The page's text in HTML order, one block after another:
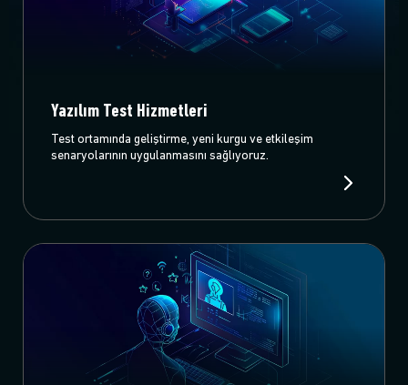
Yazılım Test Hizmetleri
Test ortamında geliştirme, yeni kurgu ve etkileşim
senaryolarının uygulanmasını sağlıyoruz.